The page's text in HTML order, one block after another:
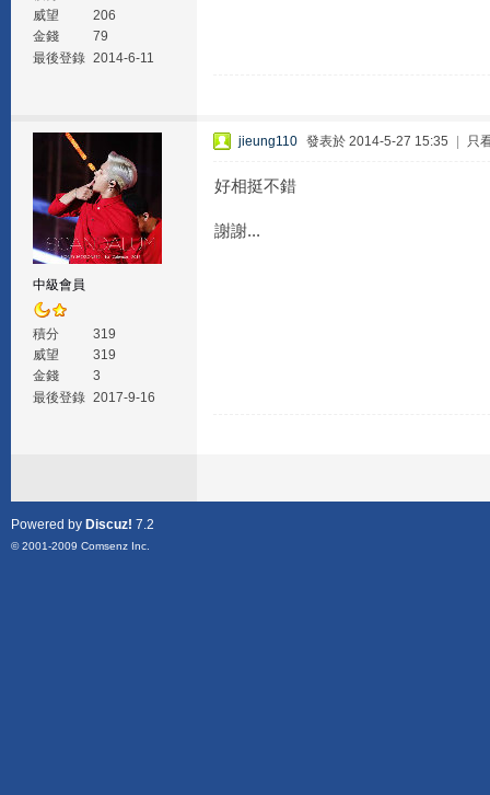
威望
206
金錢
79
最後登錄 2014-6-11
中級會員
積分
319
威望
319
金錢
3
最後登錄 2017-9-16
jieung110 發表於 2014-5-27 15:35 只
好相挺不錯
謝謝...
Powered by Discuz! 7.2
© 2001-2009 Comsenz Inc.